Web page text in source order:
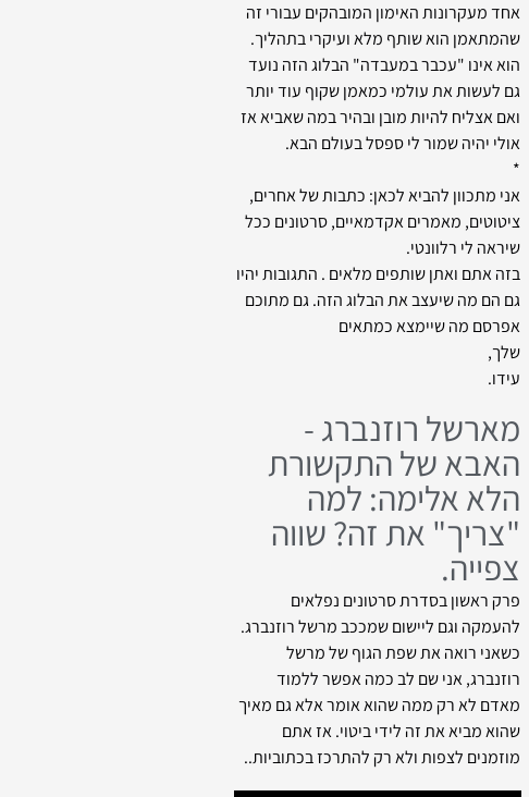
אחד מעקרונות האימון המובהקים עבורי זה
שהמתאמן הוא שותף מלא ועיקרי בתהליך.
הוא אינו "עכבר במעבדה" הבלוג הזה נועד
גם לעשות את עולמי כמאמן שקוף עוד יותר
ואם אצליח להיות מובן ובהיר במה שאביא אז
אולי יהיה שמור לי ספסל בעולם הבא.
*
אני מתכוון להביא לכאן: כתבות של אחרים,
ציטוטים, מאמרים אקדמאיים, סרטונים ככל
שיראה לי רלוונטי.
בזה אתם ואתן שותפים מלאים . התגובות יהיו
גם הם מה שיעצב את הבלוג הזה. גם מתוכם
אפרסם מה שיימצא כמתאים
שלך,
עידו.
מארשל רוזנברג -
האבא של התקשורת
הלא אלימה: למה
"צריך" את זה? שווה
צפייה.
פרק ראשון בסדרת סרטונים נפלאים
להעמקה וגם ליישום שמככב מרשל רוזנברג.
כשאני רואה את שפת הגוף של מרשל
רוזנברג, אני שם לב כמה אפשר ללמוד
מאדם לא רק ממה שהוא אומר אלא גם מאיך
שהוא מביא את זה לידי ביטוי. אז אתם
מוזמנים לצפות ולא רק להתרכז בכתוביות..